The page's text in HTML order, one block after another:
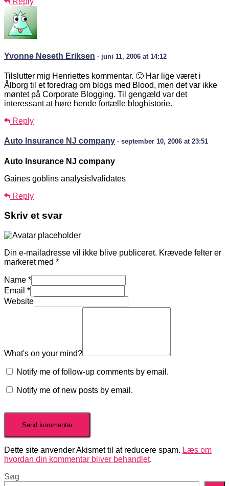
Yvonne Neseth Eriksen · juni 11, 2006 at 14:12
Tilslutter mig Henriettes kommentar. 🙂 Har lige været i
Ålborg til et foredrag om blogs med Blood, men det var ikke
møntet på Corporate Blogging. Til gengæld var det
interessant at høre hende fortælle bloghistorie.
Reply
Auto Insurance NJ company · september 10, 2006 at 23:51
Auto Insurance NJ company
Gaines goblins analysis!validates
Reply
Skriv et svar
Din e-mailadresse vil ikke blive publiceret. Krævede felter er
markeret med *
Name *
Email *
Website
What's on your mind?
Notify me of follow-up comments by email.
Notify me of new posts by email.
Dette site anvender Akismet til at reducere spam. Læs om
hvordan din kommentar bliver behandlet.
Søg